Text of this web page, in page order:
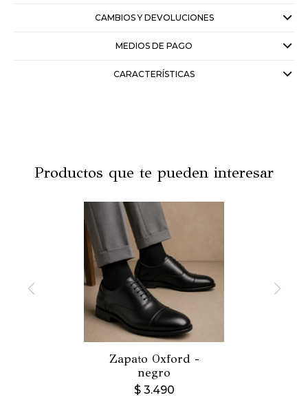
CAMBIOS Y DEVOLUCIONES
MEDIOS DE PAGO
CARACTERÍSTICAS
Productos que te pueden interesar
Zapato Oxford -
negro
$ 3.490